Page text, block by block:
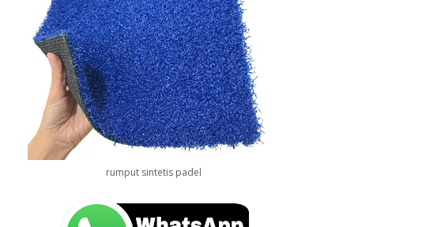
rumput sintetis padel